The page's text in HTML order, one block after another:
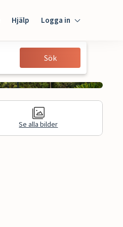
Hjälp Logga in
Gäst
Sök
Se alla bilder